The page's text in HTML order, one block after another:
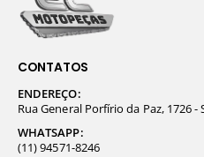
CONTATOS
ENDEREÇO:
Rua General Porfírio da Paz, 1726 -
WHATSAPP:
(11) 94571-8246